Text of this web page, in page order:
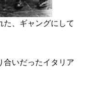
た、ギャングにして
合いだったイタリア